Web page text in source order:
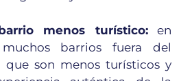
menos turístico:en
barrios fuera del
que son menos turísticos y